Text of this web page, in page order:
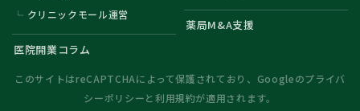
クリニックモール運営
医院開業コラム
薬局M&A支援
このサイトはreCAPTCHAによって保護されており、Googleのプライバ
シーポリシーと利用規約が適用されます。